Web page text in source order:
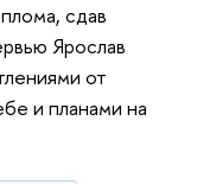
сдав
Ярослав
от
и планами на